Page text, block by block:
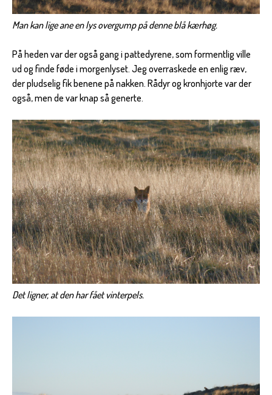
Man kan lige ane en lys overgump på denne blå kærhøg.
På heden var der også gang i pattedyrene, som formentlig ville
ud og finde føde i morgenlyset. Jeg overraskede en enlig ræv,
der pludselig fik benene på nakken. Rådyr og kronhjorte var der
også, men de var knap så generte.
Det ligner, at den har fået vinterpels.